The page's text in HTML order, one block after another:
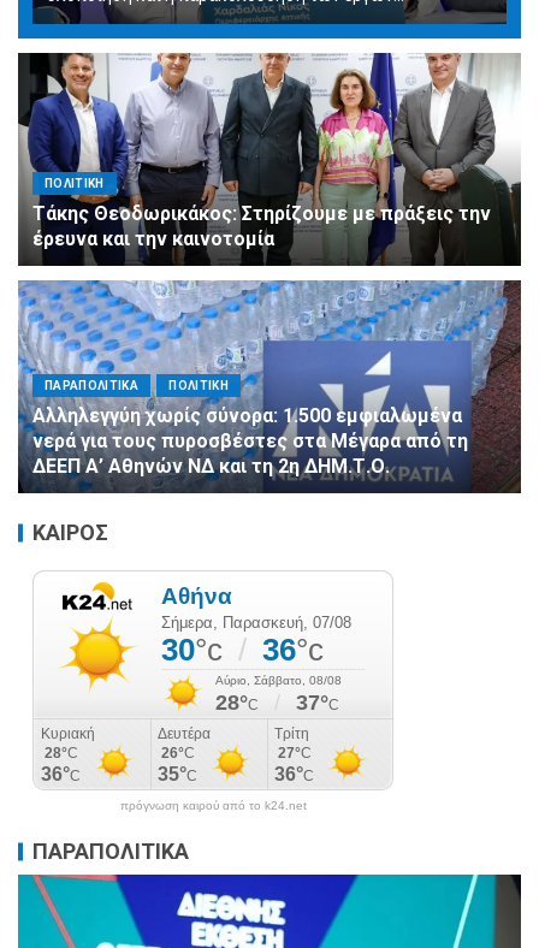
ΠΟΛΙΤΙΚΗ
Τάκης Θεοδωρικάκος: Στηρίζουμε με πράξεις την
έρευνα και την καινοτομία
ΠΑΡΑΠΟΛΙΤΙΚΑ ΠΟΛΙΤΙΚΗ
Αλληλεγγύη χωρίς σύνορα: 1.500 εμφιαλωμένα
νερά για τους πυροσβέστες στα Μέγαρα από τη
ΔΕΕΠ Α’ Αθηνών ΝΔ και τη 2η ΔΗΜ.Τ.Ο.
ΚΑΙΡΟΣ
πρόγνωση καιρού από το k24.net
ΠΑΡΑΠΟΛΙΤΙΚΑ